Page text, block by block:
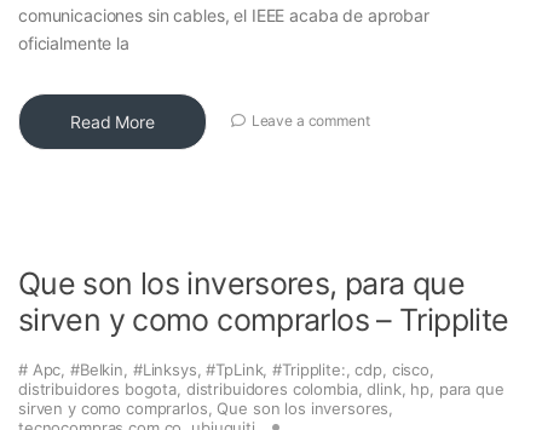
comunicaciones sin cables, el IEEE acaba de aprobar
oficialmente la
Read More Leave a comment
Que son los inversores, para que
sirven y como comprarlos – Tripplite
# Apc ,#Belkin #Linksys ,#TpLink ,#Tripplite: ,cdp cisco
distribuidores bogota distribuidores colombia,dlink hp para que
sirven y como comprarlos Que son los inversores